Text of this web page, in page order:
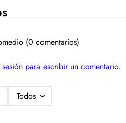
(0 comentarios)
para escribir un comentario.
Todos